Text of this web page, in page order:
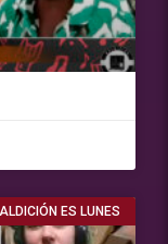
ES LUNES